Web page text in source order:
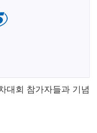
대회 참가자들과 기념